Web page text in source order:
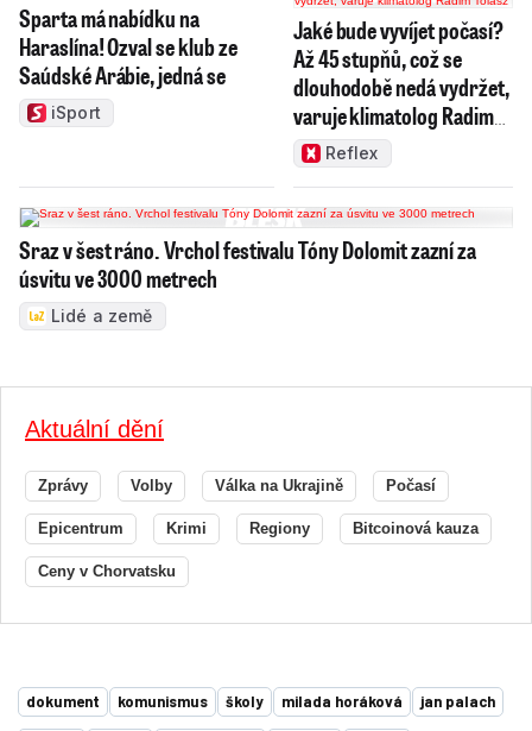
Sparta má nabídku na
Haraslína! Ozval se klub ze
Saúdské Arábie, jedná se
iSport
Jaké bude vyvíjet počasí?
Až 45 stupňů, což se
dlouhodobě nedá vydržet,
varuje klimatolog Radim
TolaszReflex
Sraz v šest ráno. Vrchol festivalu Tóny Dolomit zazní za
úsvitu ve 3000 metrech
Lidé a země
Aktuální dění
Zprávy Volby Válka na Ukrajině Počasí
Epicentrum Krimi Regiony Bitcoinová kauza
Ceny v Chorvatsku
dokument komunismus školy milada horáková jan palach